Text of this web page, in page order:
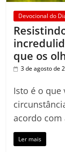
Devocional do
que os
3 de agosto de
Isto é o que
acordo com
Ler mais